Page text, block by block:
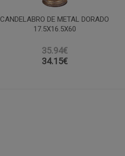
CANDELABRO DE METAL DORADO
17.5X16.5X60
35.94€
34.15€